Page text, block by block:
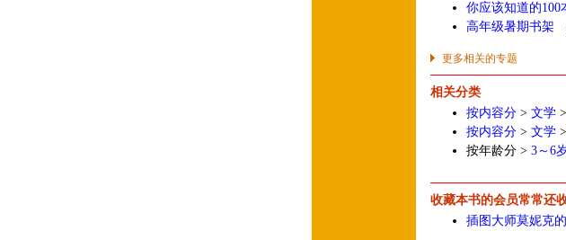
你应该知道的100
高年级暑期书架
更多相关的专题
相关分类
按内容分 > 文学 >
按内容分 > 文学 >
按年龄分 > 3～6
收藏本书的会员常常还
插图大师莫妮克